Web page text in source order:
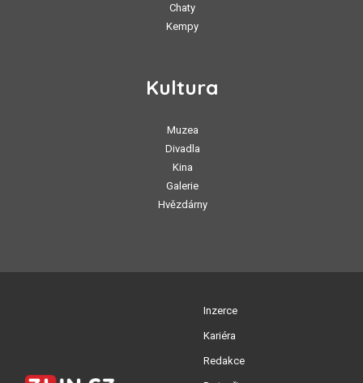
Chaty
Kempy
Kultura
Muzea
Divadla
Kina
Galerie
Hvězdárny
Inzerce
Kariéra
Redakce